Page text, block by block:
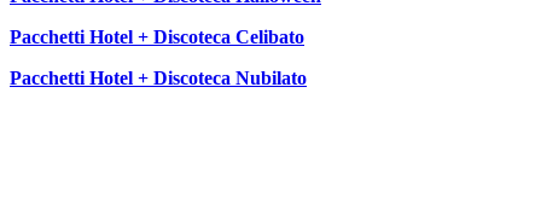
Pacchetti Hotel + Discoteca Celibato
Pacchetti Hotel + Discoteca Nubilato